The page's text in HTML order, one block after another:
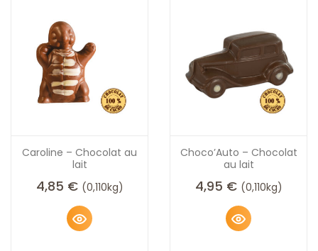
Caroline – Chocolat au
lait
4,85 € (0,110kg)
Choco’Auto – Chocolat
au lait
4,95 € (0,110kg)